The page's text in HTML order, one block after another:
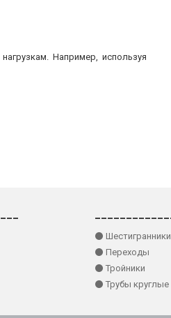
Например, используя
⚫ Шестигранники
⚫ Переходы
⚫ Тройники
⚫ Трубы круглые